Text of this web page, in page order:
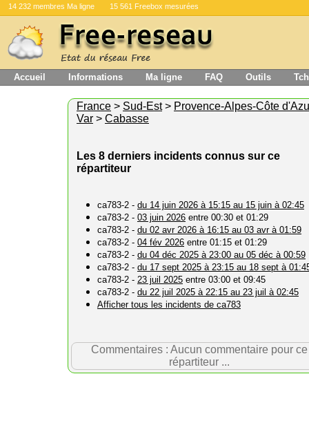
14 232 membres Ma ligne 15 561 Freebox mesurées
Accueil Informations Ma ligne FAQ Outils
France > Sud-Est> Provence-Alpes-Côte
Var > Cabasse
Les 8 derniers incidents connus sur ce
répartiteur
ca783-2 - du 14 juin 2026 à 15:15 au 15 juin à 02:45
ca783-2 - 03 juin 2026 entre 00:30 et 01:29
ca783-2 - du 02 avr 2026 à 16:15 au 03 avr à 01:59
ca783-2 - 04 fév 2026 entre 01:15 et 01:29
ca783-2 - du 04 déc 2025 à 23:00 au 05 déc à 00:59
ca783-2 - du 17 sept 2025 à 23:15 au 18 sept à
ca783-2 - 23 juil 2025 entre 03:00 et 09:45
ca783-2 - du 22 juil 2025 à 22:15 au 23 juil à 02:45
Afficher tous les incidents de ca783
Commentaires : Aucun commentaire pour ce
répartiteur ...